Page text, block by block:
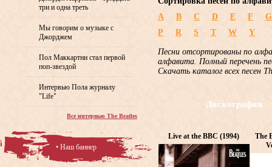
A
B C D E F
G
P
R S T W Y
Песни отсортированы по
алфавита. Полный перечень
Скачать каталог всех песен
Дискография
Live at the BBC (1994)
The
три и одна треть
Мы говорим о музыке с
Джорджем
Пол Маккартни стал первой
поп-звездой
Интервью Пола журналу
"Life"
Все интервью The Beatles
• Наш баннер